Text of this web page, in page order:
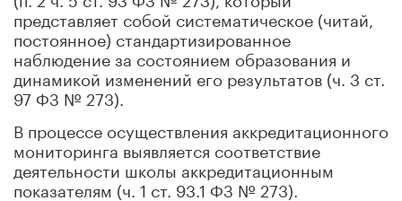
представляет собой систематическое (читай,
постоянное) стандартизированное
наблюдение за состоянием образования и
динамикой изменений его результатов (ч. 3 ст.
97 ФЗ № 273).
В процессе осуществления аккредитационного
мониторинга выявляется соответствие
деятельности школы аккредитационным
показателям (ч. 1 ст. 93.1 ФЗ № 273).